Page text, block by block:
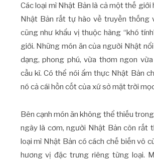
Các loại mì Nhật Bản là cả một thế giới
Nhật Bản rất tự hào về truyền thống
cũng như khẩu vị thuộc hàng “khó
giới. Những món ăn của người Nhật
dạng, phong phú, vừa thơm ngon
cầu kì. Có thể nói ẩm thực Nhật Bản
nó cả cái hồn cốt của xứ sở mặt trời
Bên cạnh món ăn không thể thiếu
ngày là cơm, người Nhật Bản còn rất
loại mì Nhật Bản có cách chế biến vô
hương vị đặc trưng riêng từng loại.